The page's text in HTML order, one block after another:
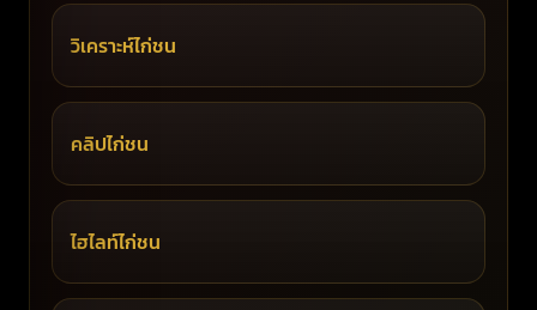
วิเคราะห์ไก่ชน
คลิปไก่ชน
ไฮไลท์ไก่ชน